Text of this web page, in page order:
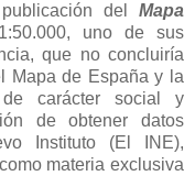
del Mapa
uno de sus
que no concluiría
Mapa de España y la
carácter social y
de obtener datos
Instituto (El INE),
materia exclusiva